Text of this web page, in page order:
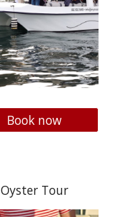
Book now
Oyster Tour